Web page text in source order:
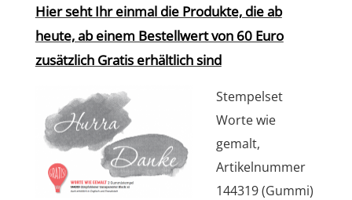
Hier seht Ihr einmal die Produkte, die ab
heute, ab einem Bestellwert von 60 Euro
zusätzlich Gratis erhältlich sind
Stempelset
Worte wie
gemalt,
Artikelnummer
144319 (Gummi)